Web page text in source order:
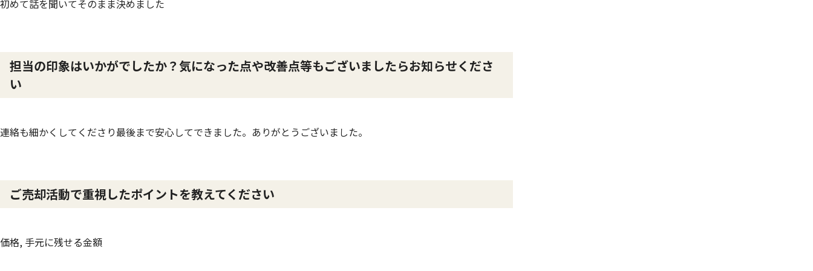
初めて話を聞いてそのまま決めました
担当の印象はいかがでしたか？気になった点や改善点等もございましたらお知らせくださ
い
連絡も細かくしてくださり最後まで安心してできました。ありがとうございました。
ご売却活動で重視したポイントを教えてください
価格, 手元に残せる金額